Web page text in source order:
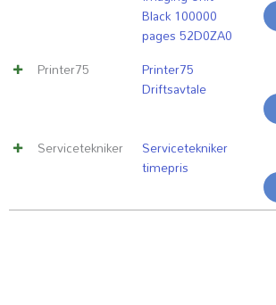
Black 100000
pages 52D0ZA0
Printer75
Printer75
Driftsavtale
Servicetekniker
Servicetekniker
timepris